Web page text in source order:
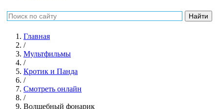
Главная
/
Мультфильмы
/
Кротик и Панда
/
Смотреть онлайн
/
Волшебный фонарик